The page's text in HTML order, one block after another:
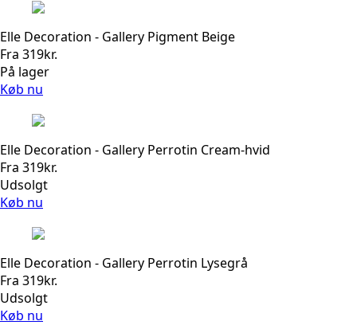
Elle Decoration - Gallery Pigment Beige
Fra 319kr.
På lager
Køb nu
Elle Decoration - Gallery Perrotin Cream-hvid
Fra 319kr.
Udsolgt
Køb nu
Elle Decoration - Gallery Perrotin Lysegrå
Fra 319kr.
Udsolgt
Køb nu